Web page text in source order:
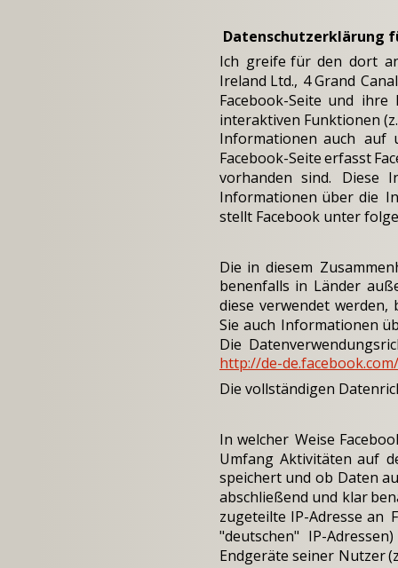
Datenschutzerklärung
Ich greife für den dort
Ireland Ltd., 4 Grand Canal
Facebook-Seite und ihre
interaktiven Funktionen
Informationen auch auf
Facebook-Seiteerfasst
vorhanden sind. Diese
Informationen über die
stellt Facebook unter
Die in diesem
benenfalls in Länder
diese verwendet werden,
Sie auch Informationen
Die
http://de-
Die vollständigen
In welcher Weise
Umfang Aktivitäten auf
speichert und ob Daten
abschließend und klar
zugeteilte IP-Adresse an
"deutschen" IP-Adressen)
Endgeräte seiner Nutzer